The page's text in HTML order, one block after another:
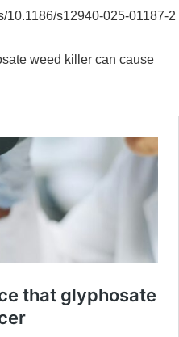
10.1186/s12940-025-01187-2
weed killer can cause